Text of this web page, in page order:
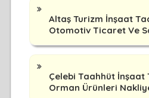
Altaş Turizm İnşaat
Otomotiv Ticaret Ve
Çelebi Taahhüt İnşaat
Orman Ürünleri